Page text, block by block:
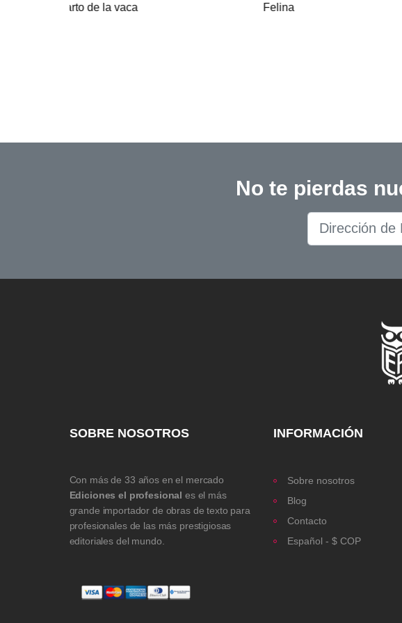
Felina
No te pierdas
SOBRE NOSOTROS
Con más de 33 años en el mercado
Ediciones el profesional es el más
grande importador de obras de texto para
profesionales de las más prestigiosas
editoriales del mundo.
INFORMACIÓN
Sobre nosotros
Blog
Contacto
Español - $ COP